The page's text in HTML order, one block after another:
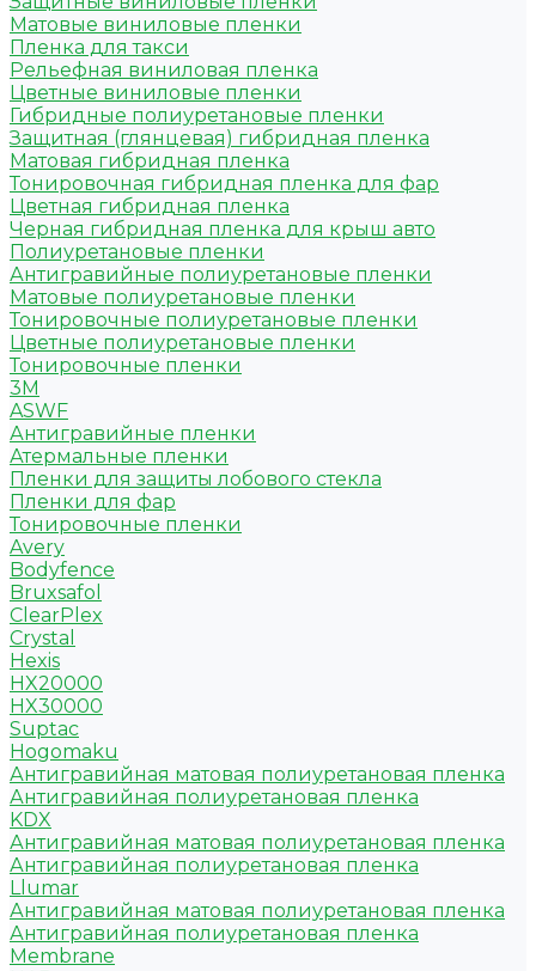
Матовые виниловые пленки
Пленка для такси
Рельефная виниловая пленка
Цветные виниловые пленки
Гибридные полиуретановые пленки
Защитная (глянцевая) гибридная пленка
Матовая гибридная пленка
Тонировочная гибридная пленка для фар
Цветная гибридная пленка
Черная гибридная пленка для крыш авто
Полиуретановые пленки
Антигравийные полиуретановые пленки
Матовые полиуретановые пленки
Тонировочные полиуретановые пленки
Цветные полиуретановые пленки
Тонировочные пленки
3M
ASWF
Антигравийные пленки
Атермальные пленки
Пленки для защиты лобового стекла
Пленки для фар
Тонировочные пленки
Avery
Bodyfence
Bruxsafol
ClearPlex
Crystal
Hexis
HX20000
HX30000
Suptac
Hogomaku
Антигравийная матовая полиуретановая пленка
Антигравийная полиуретановая пленка
KDX
Антигравийная матовая полиуретановая пленка
Антигравийная полиуретановая пленка
Llumar
Антигравийная матовая полиуретановая пленка
Антигравийная полиуретановая пленка
Membrane